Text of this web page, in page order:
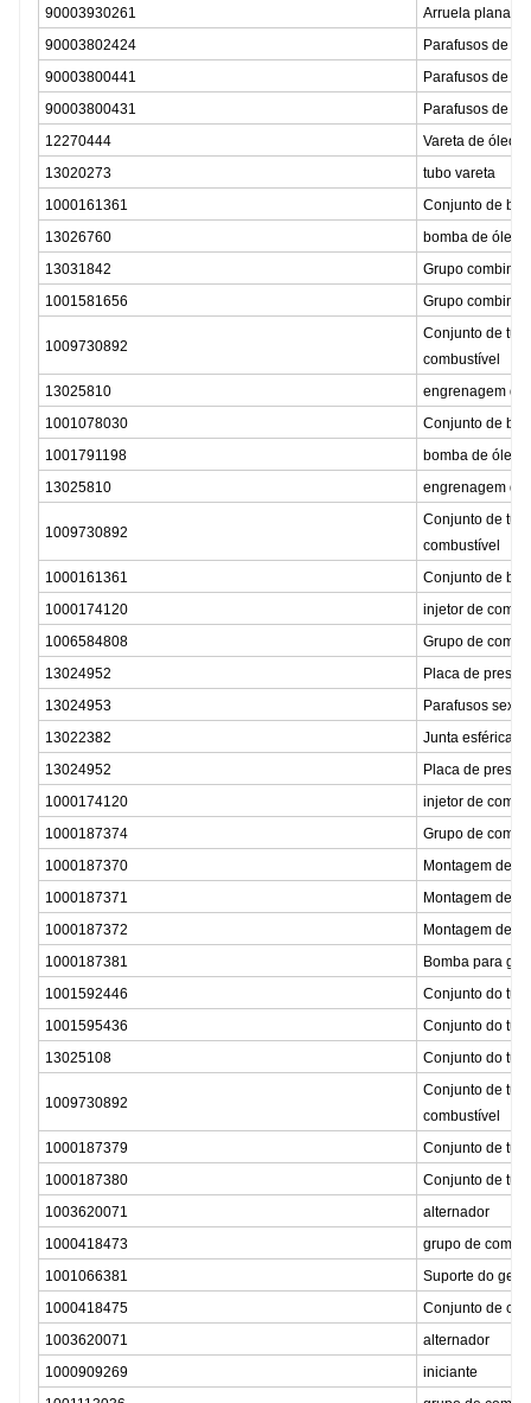
90003930261
Arruela plana
90003802424
Parafusos de
90003800441
Parafusos de
90003800431
Parafusos de
12270444
Vareta de óleo
13020273
tubo vareta
1000161361
Conjunto de
13026760
bomba de óleo
13031842
Grupo
1001581656
Grupo
1009730892
Conjunto de
combustível
13025810
engrenagem da
1001078030
Conjunto de
1001791198
bomba de óleo
13025810
engrenagem da
1009730892
Conjunto de
combustível
1000161361
Conjunto de
1000174120
injetor de
1006584808
Grupo de
13024952
Placa de
13024953
Parafusos
13022382
Junta esférica
13024952
Placa de
1000174120
injetor de
1000187374
Grupo de
1000187370
Montagem de
1000187371
Montagem de
1000187372
Montagem de
1000187381
Bomba para
1001592446
Conjunto do
1001595436
Conjunto do
13025108
Conjunto do
1009730892
Conjunto de
combustível
1000187379
Conjunto de
1000187380
Conjunto de
1003620071
alternador
1000418473
grupo de
1001066381
Suporte do
1000418475
Conjunto de
1003620071
alternador
1000909269
iniciante